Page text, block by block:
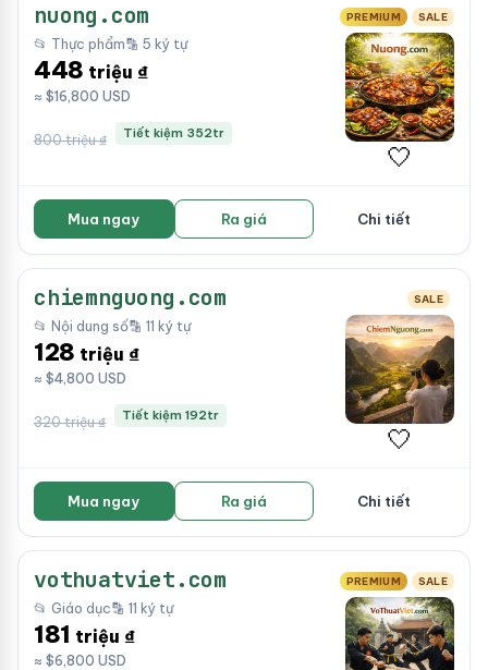
nuong.com PREMIUM SALE
📂 Thực phẩm🔡 5 ký tự
448 triệu ₫
≈ $16,800 USD
800 triệu ₫ Tiết kiệm 352tr
🤍
Mua ngay Ra giá Chi tiết
chiemnguong.com SALE
📂 Nội dung số🔡 11 ký tự
128 triệu ₫
≈ $4,800 USD
320 triệu ₫ Tiết kiệm 192tr
🤍
Mua ngay Ra giá Chi tiết
vothuatviet.com PREMIUM SALE
📂 Giáo dục🔡 11 ký tự
181 triệu ₫
≈ $6,800 USD